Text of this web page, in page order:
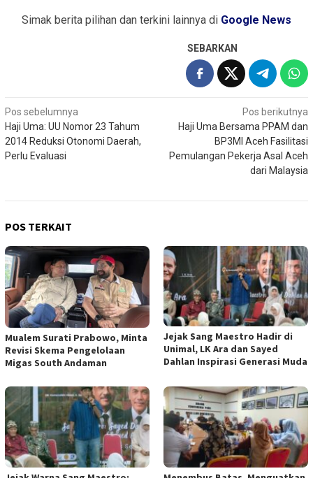
Simak berita pilihan dan terkini lainnya di Google News
SEBARKAN
Navigasi
pos
Pos sebelumnya
Haji Uma: UU Nomor 23 Tahum
2014 Reduksi Otonomi Daerah,
Perlu Evaluasi
Pos berikutnya
Haji Uma Bersama PPAM dan
BP3MI Aceh Fasilitasi
Pemulangan Pekerja Asal Aceh
dari Malaysia
POS TERKAIT
Mualem Surati Prabowo, Minta
Revisi Skema Pengelolaan
Migas South Andaman
Jejak Sang Maestro Hadir di
Unimal, LK Ara dan Sayed
Dahlan Inspirasi Generasi Muda